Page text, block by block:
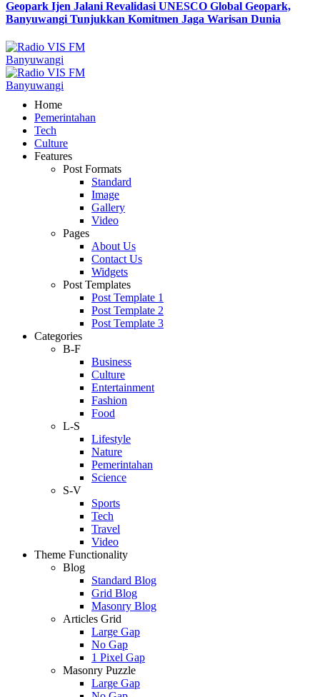
Geopark Ijen Jalani Revalidasi UNESCO Global Geopark,
Banyuwangi Tunjukkan Komitmen Jaga Warisan Dunia
Home
Pemerintahan
Tech
Culture
Features
Post Formats
Standard
Image
Gallery
Video
Pages
About Us
Contact Us
Widgets
Post Templates
Post Template 1
Post Template 2
Post Template 3
Categories
B-F
Business
Culture
Entertainment
Fashion
Food
L-S
Lifestyle
Nature
Pemerintahan
Science
S-V
Sports
Tech
Travel
Video
Theme Functionality
Blog
Standard Blog
Grid Blog
Masonry Blog
Articles Grid
Large Gap
No Gap
1 Pixel Gap
Masonry Puzzle
Large Gap